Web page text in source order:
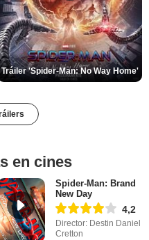
Tráiler 'Spider-Man: No Way Home'
en cines
Spider-Man: Brand
New Day
4,2
Director: Destin Daniel
Cretton